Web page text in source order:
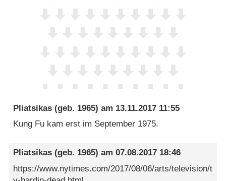
Pliatsikas (geb. 1965) am 13.11.2017 11:55
Kung Fu kam erst im September 1975.
Pliatsikas (geb. 1965) am07.08.2017 18:46
https://www.nytimes.com/2017/08/06/arts/television/t